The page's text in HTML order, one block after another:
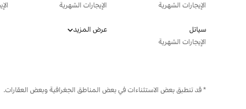
الإيجارات الشهرية
الإيجارات الشهرية
سياتل
الإيجارات الشهرية
عرض المزيد
* قد تنطبق بعض الاستثناءات في بعض المناطق الجغرافية وبعض العقارات.